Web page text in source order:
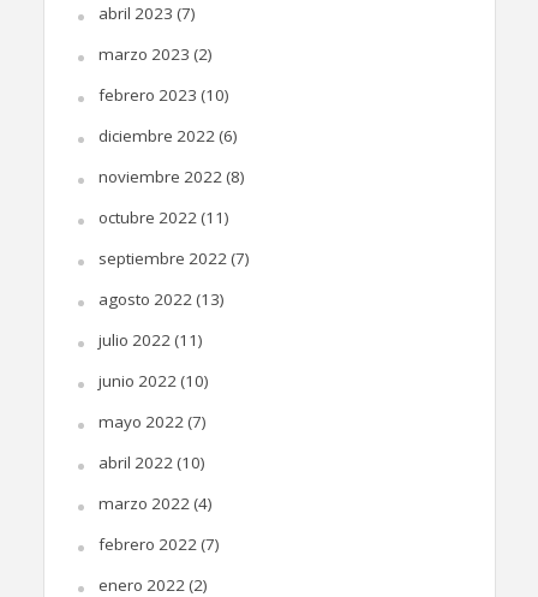
abril 2023 (7)
marzo 2023 (2)
febrero 2023 (10)
diciembre 2022(6)
noviembre 2022(8)
octubre 2022(11)
septiembre 2022(7)
agosto 2022(13)
julio 2022(11)
junio 2022(10)
mayo 2022(7)
abril 2022(10)
marzo 2022(4)
febrero 2022(7)
enero 2022(2)